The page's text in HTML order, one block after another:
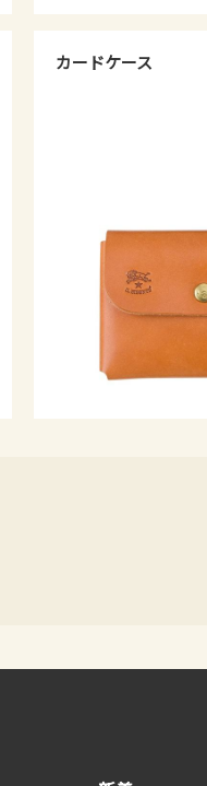
カードケース